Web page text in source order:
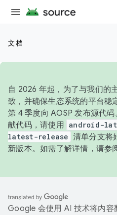
文档
自 2026 年起，为了与我们的
致，并确保生态系统的平台稳
第 4 季度向 AOSP 发布源代
献代码，请使用 android-
latest-release 清单分支将
新版本。如需了解详情，请参
Google 会使用 AI 技术将内容